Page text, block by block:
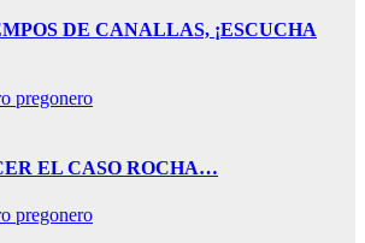
DE CANALLAS, ¡ESCUCHA
pregonero
EL CASO ROCHA…
pregonero